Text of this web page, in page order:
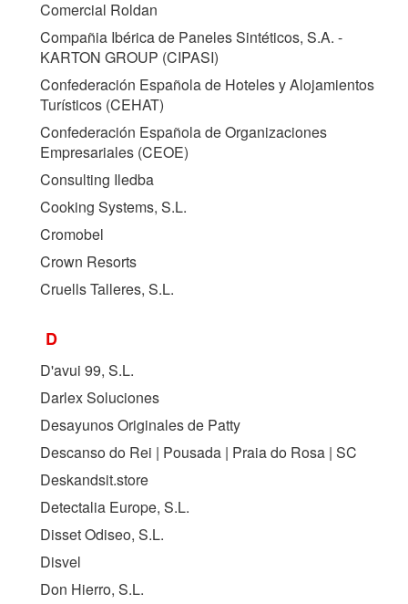
Comercial Roldan
Compañia Ibérica de Paneles Sintéticos, S.A. -
KARTON GROUP (CIPASI)
Confederación Española de Hoteles y Alojamientos
Turísticos (CEHAT)
Confederación Española de Organizaciones
Empresariales (CEOE)
Consulting Iledba
Cooking Systems, S.L.
Cromobel
Crown Resorts
Cruells Talleres, S.L.
D
D'avui 99, S.L.
Darlex Soluciones
Desayunos Originales de Patty
Descanso do Rei | Pousada | Praia do Rosa | SC
Deskandsit.store
Detectalia Europe, S.L.
Disset Odiseo, S.L.
Disvel
Don Hierro, S.L.